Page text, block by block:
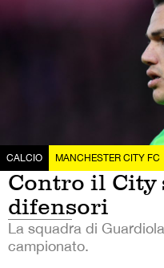
CALCIO MANCHESTER CITY FC
Contro il City
difensori
La squadra di
campionato.